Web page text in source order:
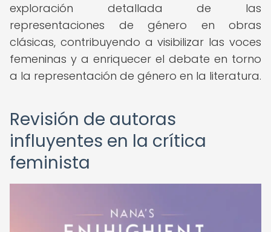
exploración detallada de las
representaciones de género en obras
clásicas, contribuyendo a visibilizar las voces
femeninas y a enriquecer el debate en torno
a la representación de género en la literatura.
Revisión de autoras
influyentes en la crítica
feminista